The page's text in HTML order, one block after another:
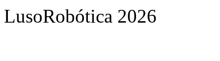
LusoRobótica 2026